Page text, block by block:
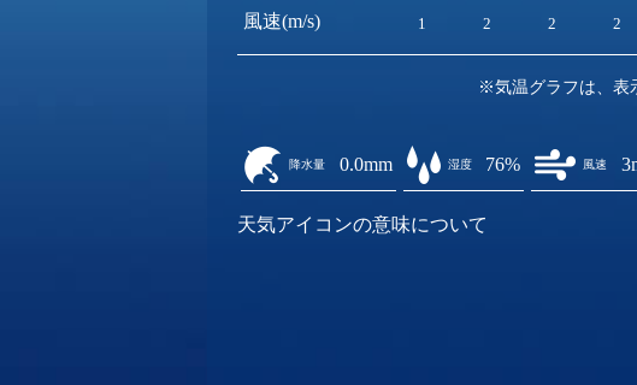
風速(m/s) 1 2 2 2
※気温グラフは、表
降水量 0.0mm 湿度 76% 風速
天気アイコンの意味について